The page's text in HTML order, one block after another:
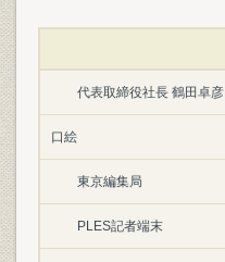
代表取締役社長 鶴田卓彦
口絵
東京編集局
PLES記者端末